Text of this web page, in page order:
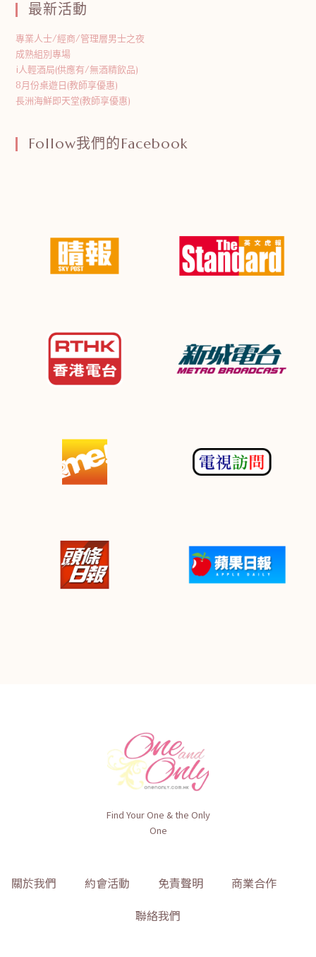
最新活動
專業人士/經商/管理層男士之夜
成熟組別專場
i人輕酒局(供應有/無酒精飲品)
8月份桌遊日(教師享優惠)
長洲海鮮即天堂(教師享優惠)
Follow我們的Facebook
Find Your One & the Only
One
關於我們 約會活動 免責聲明
商業合作
聯絡我們